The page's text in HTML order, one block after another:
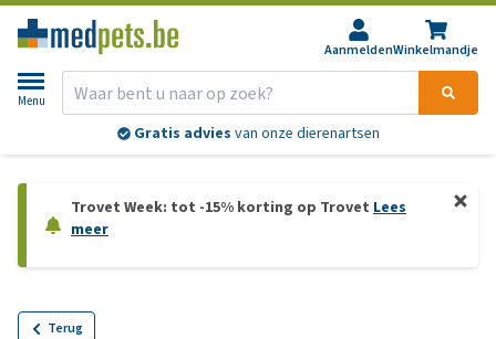
AanmeldenWinkelmandje
Menu
Gratis advies van onze dierenartsen
Trovet Week: tot -15% korting op Trovet Lees
meer
Terug